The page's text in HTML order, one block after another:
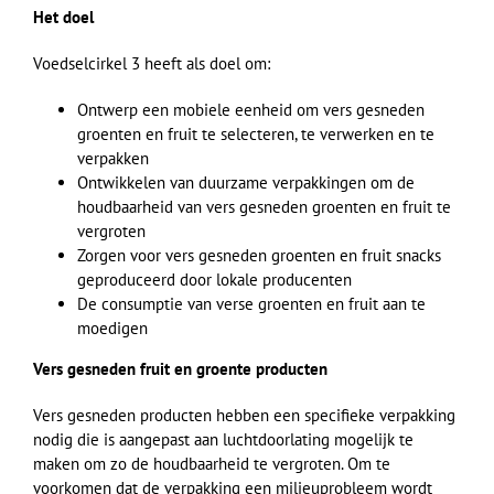
Het doel
Voedselcirkel 3 heeft als doel om:
Ontwerp een mobiele eenheid om vers gesneden
groenten en fruit te selecteren, te verwerken en te
verpakken
Ontwikkelen van duurzame verpakkingen om de
houdbaarheid van vers gesneden groenten en fruit te
vergroten
Zorgen voor vers gesneden groenten en fruit snacks
geproduceerd door lokale producenten
De consumptie van verse groenten en fruit aan te
moedigen
Vers gesneden fruit en groente producten
Vers gesneden producten hebben een specifieke verpakking
nodig die is aangepast aan luchtdoorlating mogelijk te
maken om zo de houdbaarheid te vergroten. Om te
voorkomen dat de verpakking een milieuprobleem wordt